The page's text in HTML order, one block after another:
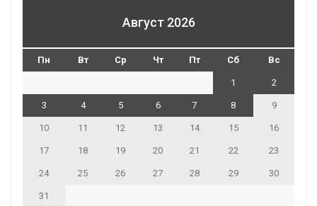
Август 2026
Пн Вт Ср Чт Пт Сб Вс
1 2
3 4 5 6 7 8 9
10 11 12 13 14 15 16
17 18 19 20 21 22 23
24 25 26 27 28 29 30
31